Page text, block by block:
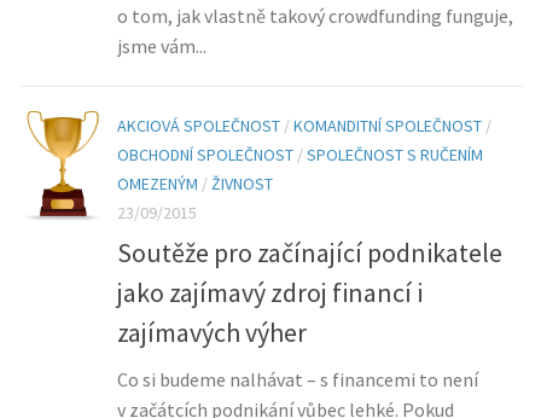
o tom, jak vlastně takový crowdfunding funguje,
jsme vám...
AKCIOVÁ SPOLEČNOST /KOMANDITNÍ SPOLEČNOST /
OBCHODNÍ SPOLEČNOST /SPOLEČNOST S RUČENÍM
OMEZENÝM /ŽIVNOST
23/09/2015
Soutěže pro začínající podnikatele
jako zajímavý zdroj financí i
zajímavých výher
Co si budeme nalhávat – s financemi to není
v začátcích podnikání vůbec lehké. Pokud